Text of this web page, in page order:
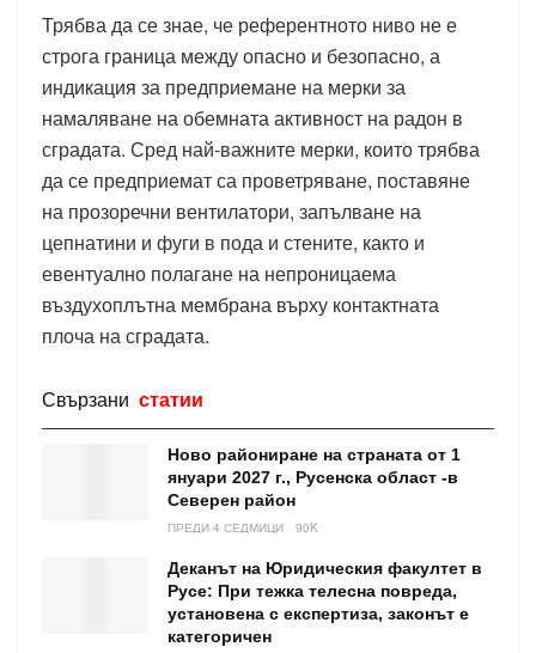
Трябва да се знае, че референтното ниво не е
строга граница между опасно и безопасно, а
индикация за предприемане на мерки за
намаляване на обемната активност на радон в
сградата. Сред най-важните мерки, които трябва
да се предприемат са проветряване, поставяне
на прозоречни вентилатори, запълване на
цепнатини и фуги в пода и стените, както и
евентуално полагане на непроницаема
въздухоплътна мембрана върху контактната
плоча на сградата.
Свързани статии
Ново райониране на страната от 1
януари 2027 г., Русенска област -в
Северен район
ПРЕДИ 4 СЕДМИЦИ 90K
Деканът на Юридическия факултет в
Русе: При тежка телесна повреда,
установена с експертиза, законът е
категоричен